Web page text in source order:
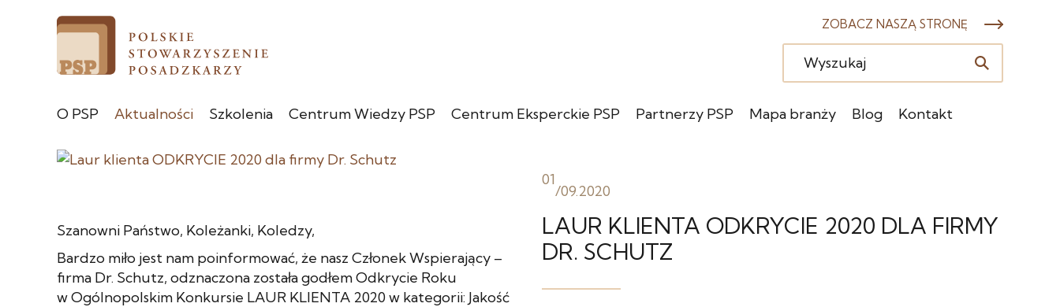
ZOBACZ NASZĄ STRONĘ
O PSP Aktualności Szkolenia Centrum Wiedzy PSP Centrum Eksperckie PSP Partnerzy PSP Mapa branży Blog Kontakt
01
/09.2020
LAUR KLIENTA ODKRYCIE 2020 DLA FIRMY
DR. SCHUTZ
Szanowni Państwo, Koleżanki, Koledzy,
Bardzo miło jest nam poinformować, że nasz Członek Wspierający –
firma Dr. Schutz, odznaczona została godłem Odkrycie Roku
w Ogólnopolskim Konkursie LAUR KLIENTA 2020 w kategorii: Jakość